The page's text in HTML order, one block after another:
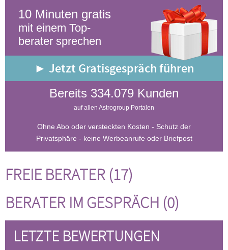
10 Minuten gratis
mit einem Top-
berater sprechen
► Jetzt Gratisgespräch führen
Bereits 334.079 Kunden
auf allen Astrogroup Portalen
Ohne Abo oder versteckten Kosten - Schutz der
Privatsphäre - keine Werbeanrufe oder Briefpost
FREIE BERATER (17)
BERATER IM GESPRÄCH (0)
LETZTE BEWERTUNGEN